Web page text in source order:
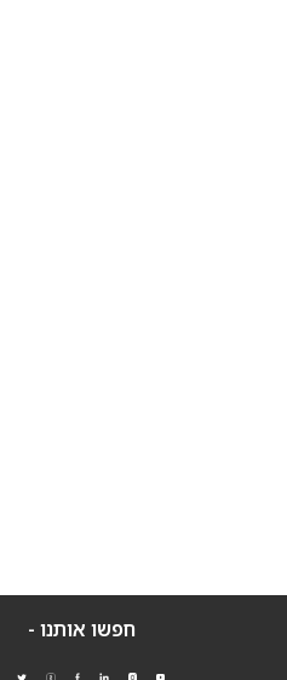
חפשו אותנו -